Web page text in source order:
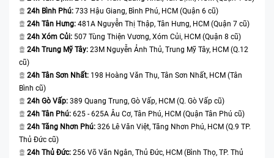
24h Bình Phú: 733 Hậu Giang, Bình Phú, HCM (Quận 6 cũ)
24h Tân Hưng: 481A Nguyễn Thị Thập, Tân Hưng, HCM (Quận 7 cũ)
24h Xóm Củi: 507 Tùng Thiện Vương, Xóm Củi, HCM (Quận 8 cũ)
24h Trung Mỹ Tây: 23M Nguyễn Ảnh Thủ, Trung Mỹ Tây, HCM (Q.12
cũ)
24h Tân Sơn Nhất: 198 Hoàng Văn Thụ, Tân Sơn Nhất, HCM (Tân
Bình cũ)
24h Gò Vấp: 389 Quang Trung, Gò Vấp, HCM (Q. Gò Vấp cũ)
24h Tân Phú: 625 - 625A Âu Cơ, Tân Phú, HCM (Quận Tân Phú cũ)
24h Tăng Nhơn Phú: 326 Lê Văn Việt, Tăng Nhơn Phú, HCM (Q.9 TP.
Thủ Đức cũ)
24h Thủ Đức: 256 Võ Văn Ngân, Thủ Đức, HCM (Bình Thọ, TP. Thủ